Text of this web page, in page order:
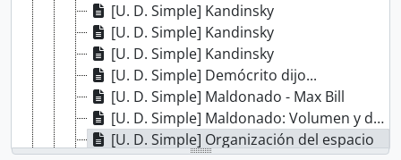
[U. D. Simple] Kandinsky
[U. D. Simple] Kandinsky
[U. D. Simple] Kandinsky
[U. D. Simple] Demócrito dijo...
[U. D. Simple] Maldonado - Max Bill
[U. D. Simple] Maldonado: Volumen y dirección en las artes del espacio
[U. D. Simple] Organización del espacio